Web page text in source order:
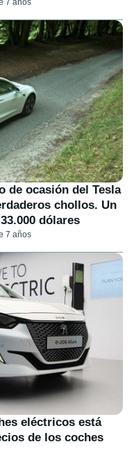
7 años
de ocasión del Tesla
chollos. Un
dólares
7 años
eléctricos está
de los coches